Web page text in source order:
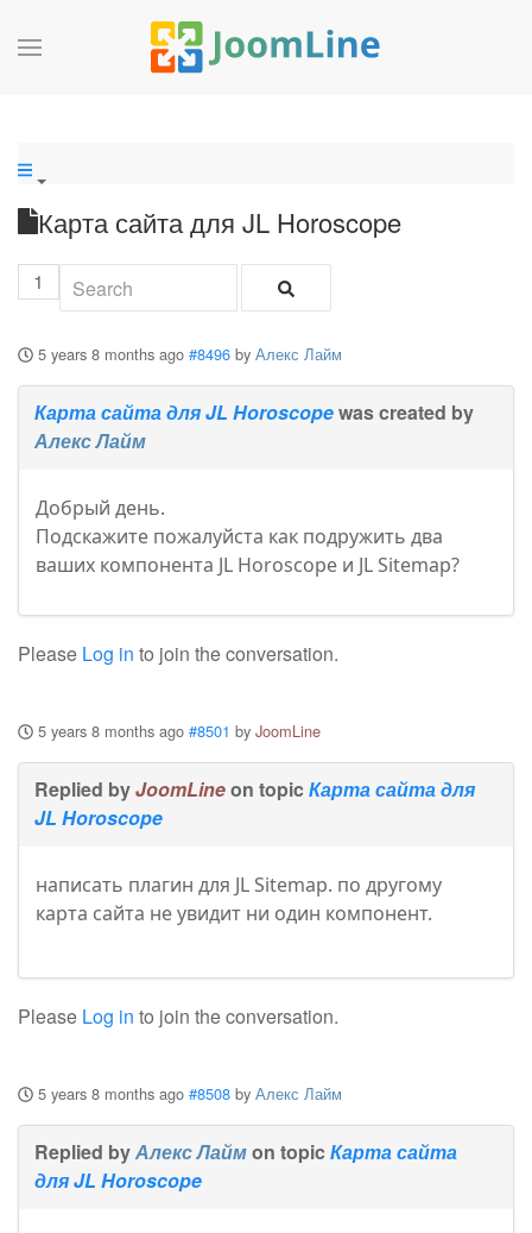
Карта сайта для JL Horoscope
1
5 years 8 months ago #8496 by Алекс Лайм
Карта сайта для JL Horoscopewas created by
Алекс Лайм
Добрый день.
Подскажите пожалуйста как подружить два
ваших компонента JL Horoscope и JL Sitemap?
Please Log in to join the conversation.
5 years 8 months ago #8501 by JoomLine
Replied byJoomLineon topic Карта сайта для
JL Horoscope
написать плагин для JL Sitemap. по другому
карта сайта не увидит ни один компонент.
Please Log in to join the conversation.
5 years 8 months ago #8508 by Алекс Лайм
Replied byАлекс Лаймon topic Карта сайта
для JL Horoscope